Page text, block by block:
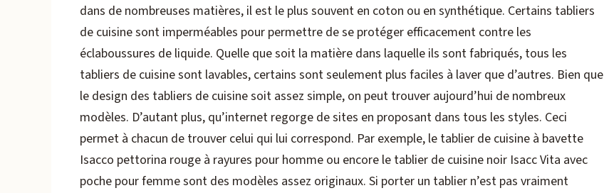
dans de nombreuses matières, il est le plus souvent en coton ou en synthétique. Certains tabliers
de cuisine sont imperméables pour permettre de se protéger efficacement contre les
éclaboussures de liquide. Quelle que soit la matière dans laquelle ils sont fabriqués, tous les
tabliers de cuisine sont lavables, certains sont seulement plus faciles à laver que d’autres. Bien que
le design des tabliers de cuisine soit assez simple, on peut trouver aujourd’hui de nombreux
modèles. D’autant plus, qu’internet regorge de sites en proposant dans tous les styles. Ceci
permet à chacun de trouver celui qui lui correspond. Par exemple, le tablier de cuisine à bavette
Isacco pettorina rouge à rayures pour homme ou encore le tablier de cuisine noir Isacc Vita avec
poche pour femme sont des modèles assez originaux. Si porter un tablier n’est pas vraiment